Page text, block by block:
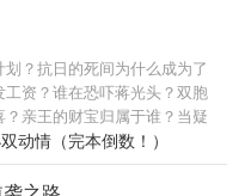
？抗日的死间为什么成为了
工资？谁在恐吓蒋光头？双胞
亲王的财宝归属于谁？当疑
人细思极恐……
动情（完本倒数！）